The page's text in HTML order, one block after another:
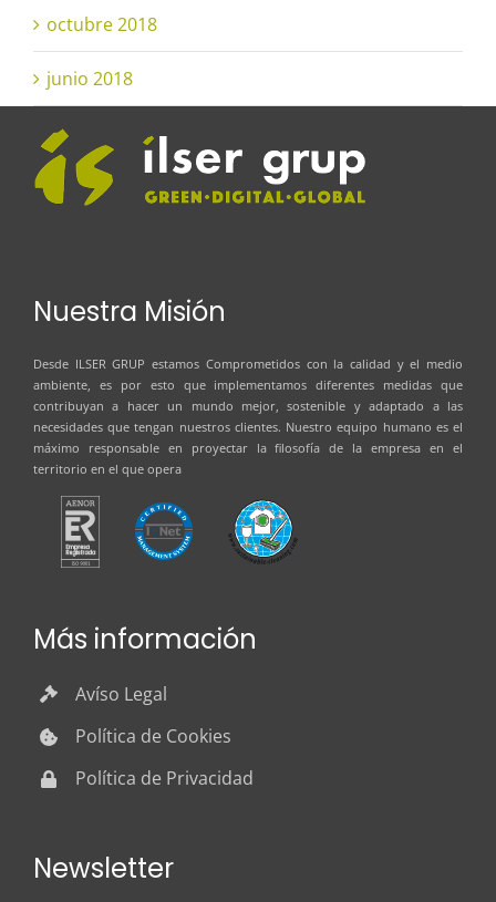
octubre 2018
junio 2018
Nuestra Misión
Desde ILSER GRUP estamos Comprometidos con la calidad y el medio
ambiente, es por esto que implementamos diferentes medidas que
contribuyan a hacer un mundo mejor, sostenible y adaptado a las
necesidades que tengan nuestros clientes. Nuestro equipo humano es el
máximo responsable en proyectar la filosofía de la empresa en el
territorio en el que opera
Más información
Avíso Legal
Política de Cookies
Política de Privacidad
Newsletter